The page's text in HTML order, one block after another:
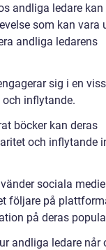
andliga ledare kan
som kan vara
andliga ledarens
sig i en
inflytande.
böcker kan deras
och inflytande
sociala
följare på
på deras
andliga ledare når